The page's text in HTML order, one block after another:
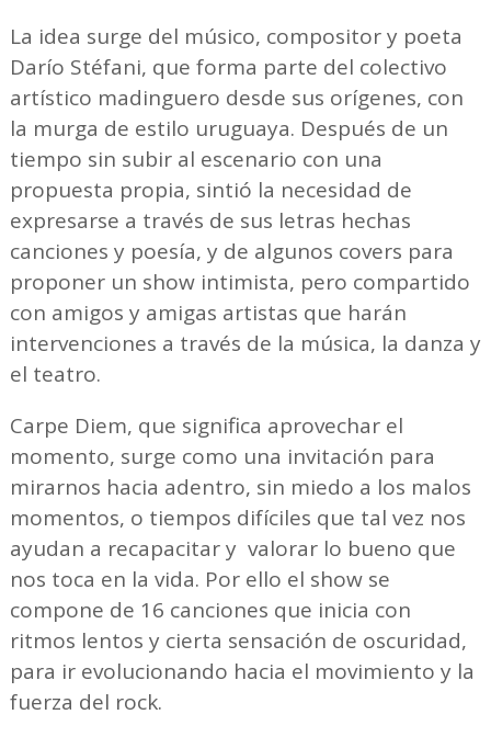
La idea surge del músico, compositor y poeta
Darío Stéfani, que forma parte del colectivo
artístico madinguero desde sus orígenes, con
la murga de estilo uruguaya. Después de un
tiempo sin subir al escenario con una
propuesta propia, sintió la necesidad de
expresarse a través de sus letras hechas
canciones y poesía, y de algunos covers para
proponer un show intimista, pero compartido
con amigos y amigas artistas que harán
intervenciones a través de la música, la danza y
el teatro.
Carpe Diem, que significa aprovechar el
momento, surge como una invitación para
mirarnos hacia adentro, sin miedo a los malos
momentos, o tiempos difíciles que tal vez nos
ayudan a recapacitar y valorar lo bueno que
nos toca en la vida. Por ello el show se
compone de 16 canciones que inicia con
ritmos lentos y cierta sensación de oscuridad,
para ir evolucionando hacia el movimiento y la
fuerza del rock.